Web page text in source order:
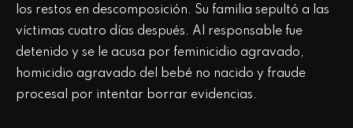
los restos en descomposición. Su familia sepultó a las
víctimas cuatro días después. Al responsable fue
detenido y se le acusa por feminicidio agravado,
homicidio agravado del bebé no nacido y fraude
procesal por intentar borrar evidencias.